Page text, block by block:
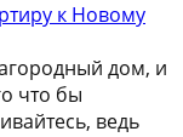
к Новому
дом, и
что бы
ведь